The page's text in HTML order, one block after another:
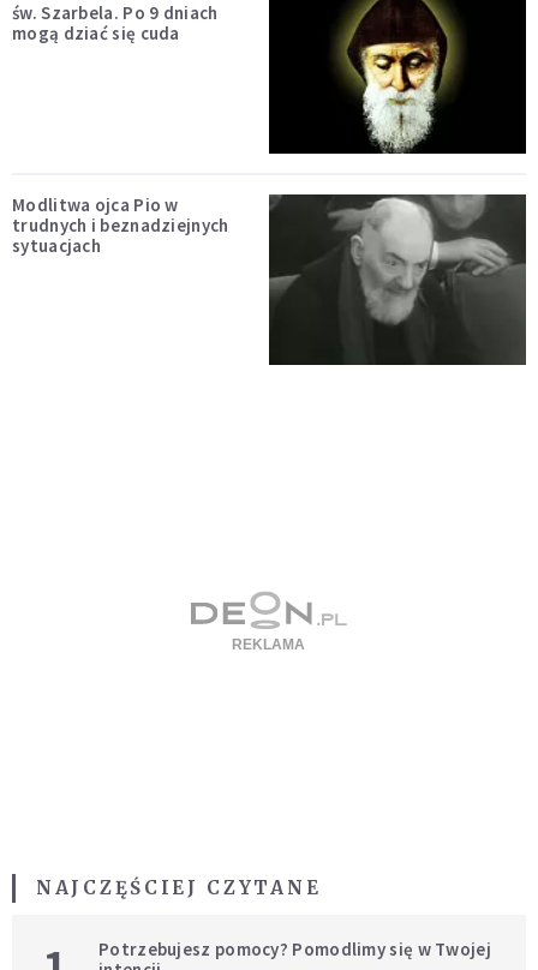
św. Szarbela. Po 9 dniach
mogą dziać się cuda
Modlitwa ojca Pio w
trudnych i beznadziejnych
sytuacjach
NAJCZĘŚCIEJ CZYTANE
Potrzebujesz pomocy? Pomodlimy się w Twojej